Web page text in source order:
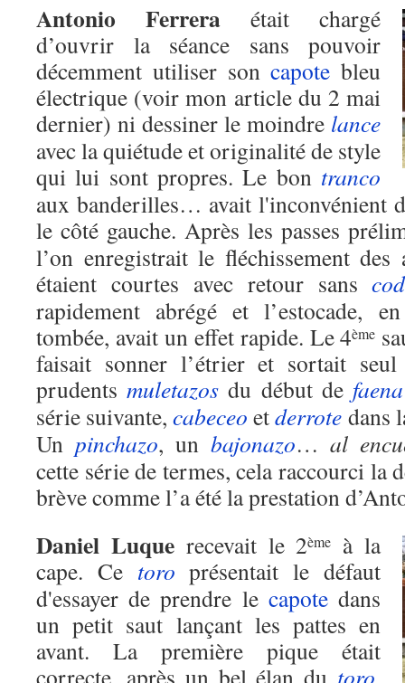
Antonio Ferrera était chargé
d’ouvrir la séance sans pouvoir
décemment utiliser soncapote bleu
électrique (voir mon article du 2 mai
dernier) ni dessiner le moindre lance
avec la quiétude et originalité de style
qui lui sont propres. Le bon tranco
aux banderilles… avait l'inconvénient
le côté gauche. Après les passes
l’on enregistrait le fléchissement des
étaient courtes avec retour sans
rapidement abrégé et l’estocade,
tombée, avait un effet rapide. Le 4ème
faisait sonner l’étrier et sortait
prudentsmuletazos du début de faena
série suivante,cabeceo etderrote dans
Un pinchazo, un bajonazo…al
cette série de termes, cela raccourci la
brève comme l’a été la prestation
Daniel Luquerecevait le 2ème
à la
cape. Ce toro présentait le défaut
d'essayer de prendre le capotedans
un petit saut lançant les pattes en
avant. La première pique était
correcte, après un bel élan du toro,